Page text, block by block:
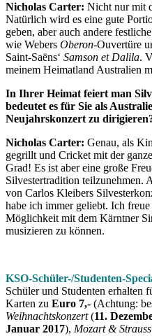
Nicholas Carter: Nicht nur mit
Natürlich wird es eine gute
geben, aber auch andere
wie Webers Oberon-Ouvertüre
Saint-Saëns‘ Samson et Dalila.
meinem Heimatland Australien
In Ihrer Heimat feiert man
bedeutet es für Sie als
Neujahrskonzert zu
Nicholas Carter: Genau, als
gegrillt und Cricket mit der
Grad! Es ist aber eine große
Silvestertradition teilzunehmen.
von Carlos Kleibers
habe ich immer geliebt. Ich
Möglichkeit mit dem Kärntner
musizieren zu können.
KSO-Schüler-/Studenten-
Schüler und Studenten erhalten
Karten zu Euro 7,- (Achtung:
Weihnachtskonzert(11.
Januar 2017), Mozart & Strauss